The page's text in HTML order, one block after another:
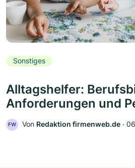
Sonstiges
Alltagshelfer:
Anforderungen und
FW Von Redaktion firmenweb.de ‧